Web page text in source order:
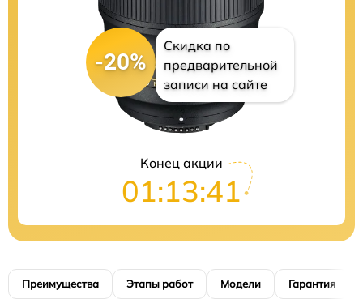
-20%
Скидка по
предварительной
записи на сайте
Конец акции
01:13:40
Преимущества Этапы работ Модели Гарантия